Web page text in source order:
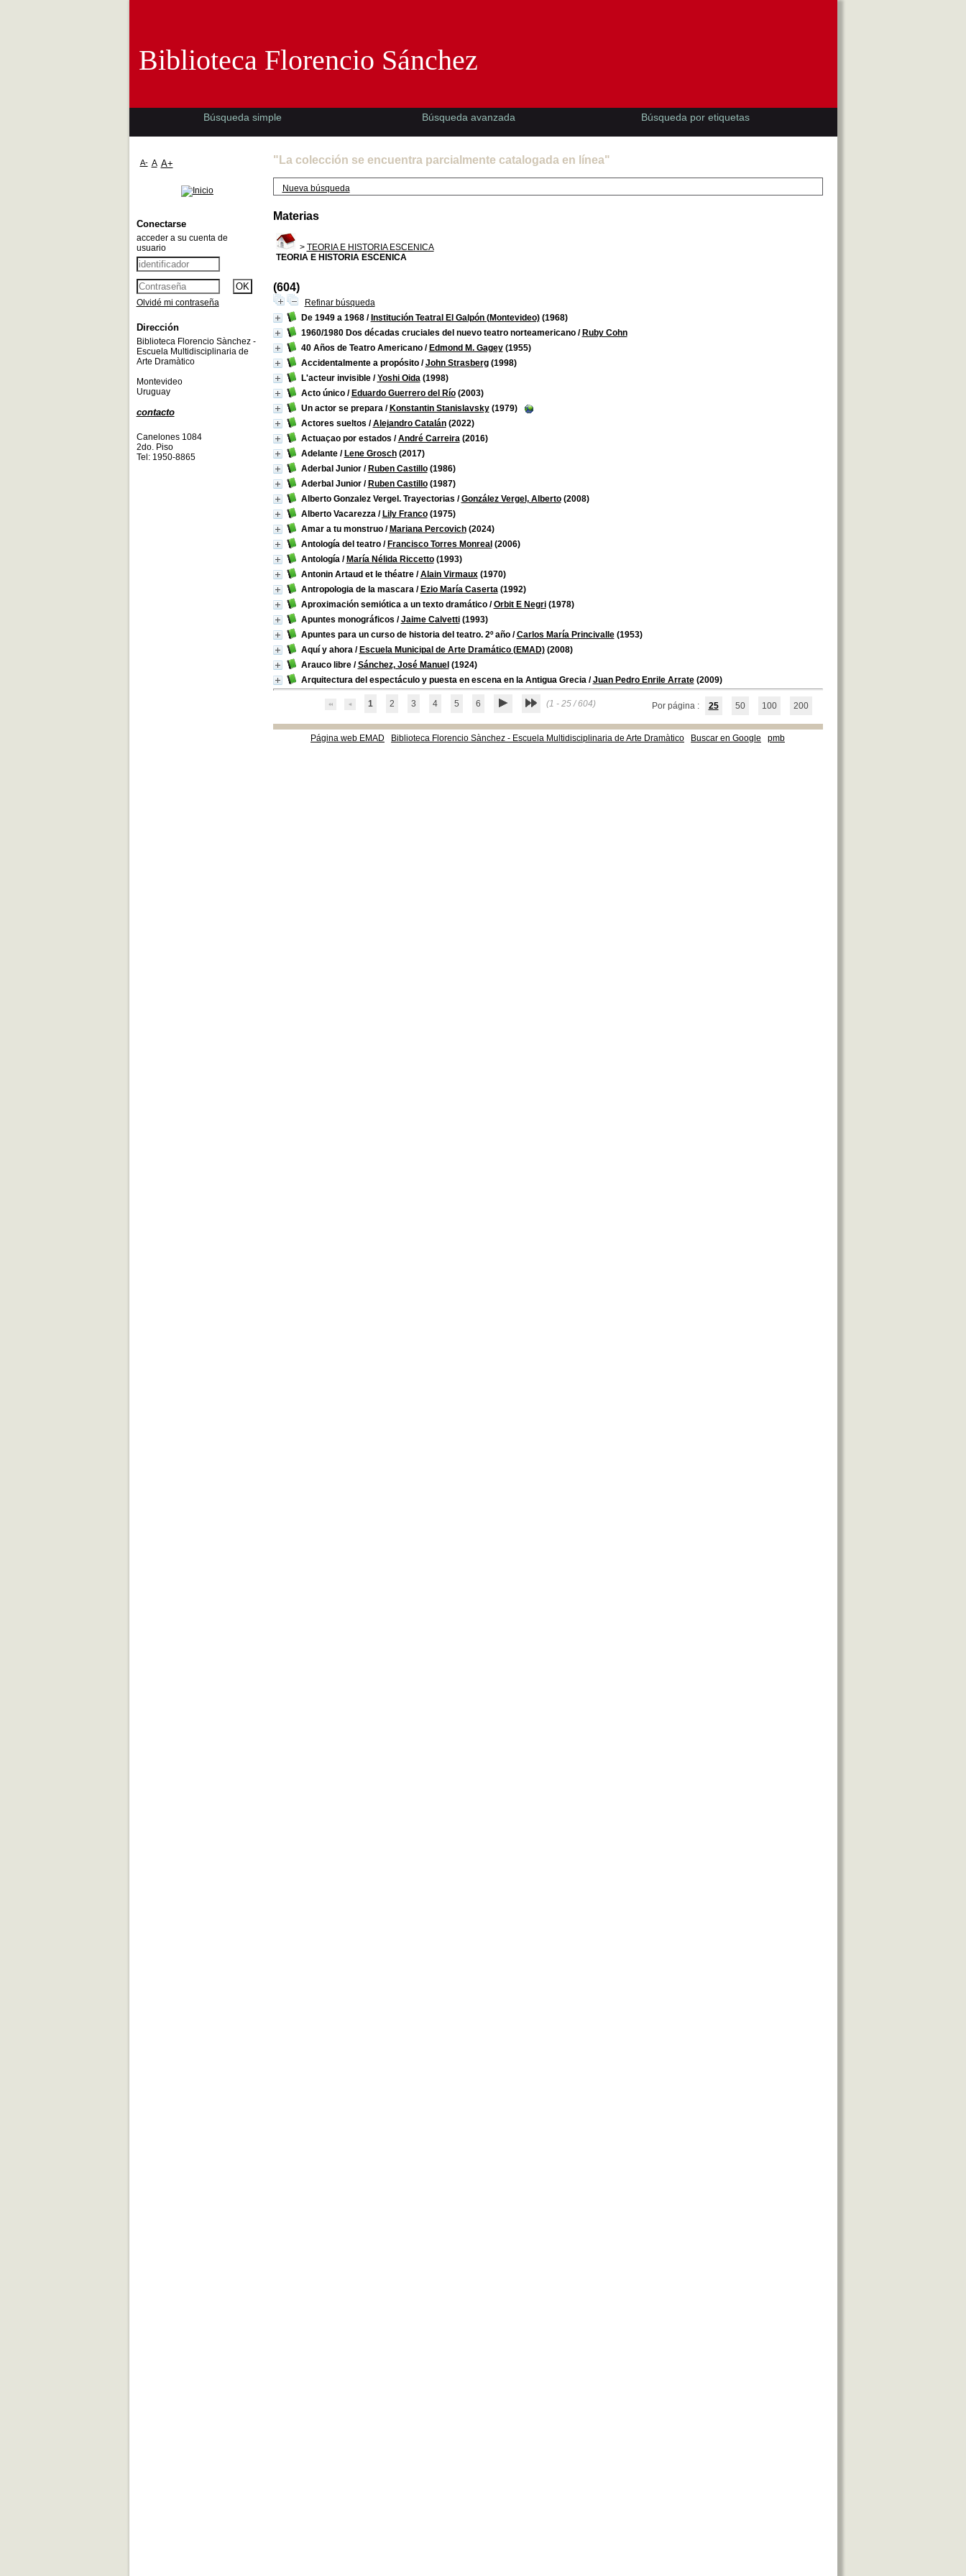
"La colección se encuentra parcialmente catalogada en línea"
Nueva búsqueda
Materias
> TEORIA E HISTORIA ESCENICA
TEORIA E HISTORIA ESCENICA
(604)
Refinar búsqueda
De 1949 a 1968/ Institución Teatral El Galpón (Montevideo)(1968)
1960/1980 Dos décadas cruciales del nuevo teatro norteamericano/ Ruby Cohn
40 Años de Teatro Americano/ Edmond M. Gagey(1955)
Accidentalmente a propósito/John Strasberg(1998)
L'acteur invisible/Yoshi Oida(1998)
Acto único/ Eduardo Guerrero del Río(2003)
Un actor se prepara/ Konstantin Stanislavsky(1979)
Actores sueltos /Alejandro Catalán(2022)
Actuaçao por estados /André Carreira(2016)
Adelante/ Lene Grosch(2017)
Aderbal Junior/ Ruben Castillo(1986)
Aderbal Junior/ Ruben Castillo(1987)
Alberto Gonzalez Vergel. Trayectorias /González Vergel, Alberto(2008)
Alberto Vacarezza/ Lily Franco(1975)
Amar a tu monstruo/ Mariana Percovich(2024)
Antología del teatro/ Francisco Torres Monreal (2006)
Antología/ María Nélida Riccetto(1993)
Antonin Artaud et le théatre/Alain Virmaux(1970)
Antropologia de la mascara/ Ezio María Caserta(1992)
Aproximación semiótica a un texto dramático/Orbit E Negri(1978)
Apuntes monográficos /Jaime Calvetti(1993)
Apuntes para un curso de historia del teatro. 2º año/Carlos María Princivalle(1953)
Aquí y ahora/ Escuela Municipal de Arte Dramático (EMAD)(2008)
Arauco libre/Sánchez, José Manuel (1924)
Arquitectura del espectáculo y puesta en escena en la Antigua Grecia/Juan Pedro Enrile Arrate(2009)
1 2 3 4 5 6 (1 - 25 / 604) Por página : 25 50 100 200
Página web EMAD Biblioteca Florencio Sànchez - Escuela Multidisciplinaria de Arte Dramàtico Buscar en Google pmb
Biblioteca Florencio Sánchez
Búsqueda simple Búsqueda avanzada Búsqueda por etiquetas
A- A A+
Conectarse
acceder a su cuenta de
usuario
Olvidé mi contraseña
Dirección
Biblioteca Florencio Sànchez -
Escuela Multidisciplinaria de
Arte Dramàtico
Montevideo
Uruguay
contacto
Canelones 1084
2do. Piso
Tel: 1950-8865